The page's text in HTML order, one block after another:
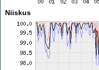
Niiskus